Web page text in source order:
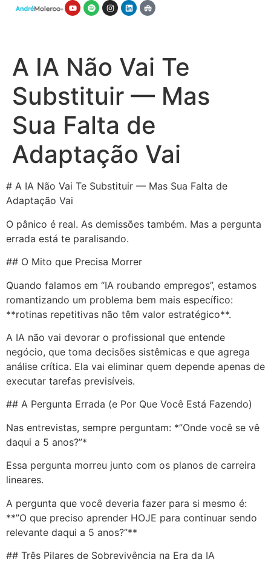
A IA Não Vai Te
Substituir — Mas
Sua Falta de
Adaptação Vai
# A IA Não Vai Te Substituir — Mas Sua Falta de
Adaptação Vai
O pânico é real. As demissões também. Mas a pergunta
errada está te paralisando.
## O Mito que Precisa Morrer
Quando falamos em “IA roubando empregos”, estamos
romantizando um problema bem mais específico:
**rotinas repetitivas não têm valor estratégico**.
A IA não vai devorar o profissional que entende
negócio, que toma decisões sistêmicas e que agrega
análise crítica. Ela vai eliminar quem depende apenas de
executar tarefas previsíveis.
## A Pergunta Errada (e Por Que Você Está Fazendo)
Nas entrevistas, sempre perguntam: *”Onde você se vê
daqui a 5 anos?”*
Essa pergunta morreu junto com os planos de carreira
lineares.
A pergunta que você deveria fazer para si mesmo é:
**”O que preciso aprender HOJE para continuar sendo
relevante daqui a 5 anos?”**
## Três Pilares de Sobrevivência na Era da IA